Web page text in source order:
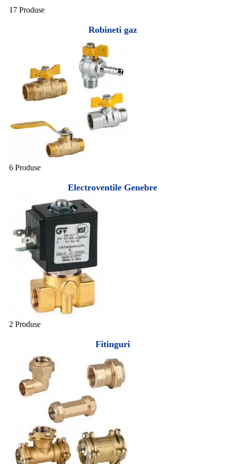
17 Produse
Robineti gaz
6 Produse
Electroventile Genebre
2 Produse
Fitinguri